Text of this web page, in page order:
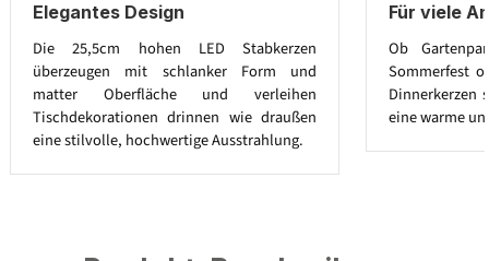
Elegantes Design
Die 25,5cm hohen LED Stabkerzen
überzeugen mit schlanker Form und
matter Oberfläche und verleihen
Tischdekorationen drinnen wie draußen
eine stilvolle, hochwertige Ausstrahlung.
Für viele
Ob
Sommerfest
Dinnerkerzen
eine warme